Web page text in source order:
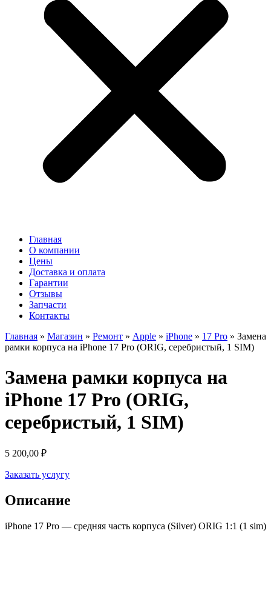
Главная
О компании
Цены
Доставка и оплата
Гарантии
Отзывы
Запчасти
Контакты
Главная » Магазин » Ремонт » Apple » iPhone » 17 Pro » Замена
рамки корпуса на iPhone 17 Pro (ORIG, серебристый, 1 SIM)
Замена рамки корпуса на
iPhone 17 Pro (ORIG,
серебристый, 1 SIM)
5 200,00 ₽
Заказать услугу
Описание
iPhone 17 Pro — средняя часть корпуса (Silver) ORIG 1:1 (1 sim)